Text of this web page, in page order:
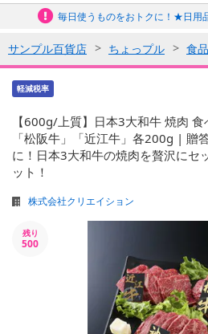
毎日使うものをおトクに！★日用
サンプル百貨店 ちょっプル 食
軽減税率
【600g/上質】日本3大和牛 焼肉 食
「松阪牛」「近江牛」各200g | 贈
に！日本3大和牛の焼肉を贅沢にセ
ット！
株式会社クリエイション
残り
500